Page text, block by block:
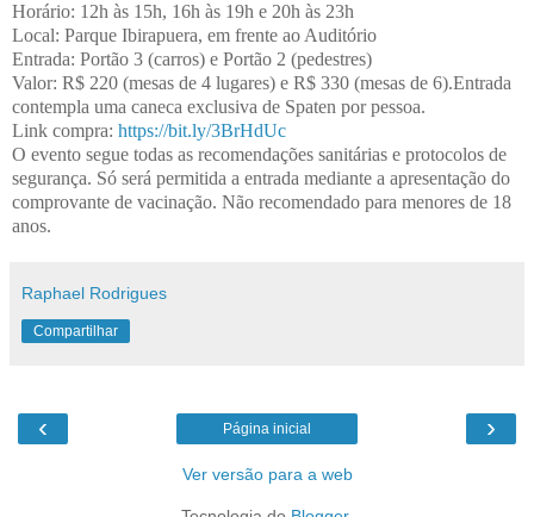
Horário: 12h às 15h, 16h às 19h e 20h às 23h
Local: Parque Ibirapuera, em frente ao Auditório
Entrada: Portão 3 (carros) e Portão 2 (pedestres)
Valor: R$ 220 (mesas de 4 lugares) e R$ 330 (mesas de 6).Entrada
contempla uma caneca exclusiva de Spaten por pessoa.
Link compra: https://bit.ly/3BrHdUc
O evento segue todas as recomendações sanitárias e protocolos de
segurança. Só será permitida a entrada mediante a apresentação do
comprovante de vacinação. Não recomendado para menores de 18
anos.
Raphael Rodrigues
Compartilhar
‹ ›
Página inicial
Ver versão para a web